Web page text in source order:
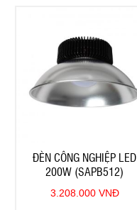
ĐÈN CÔNG NGHIỆP LED
200W (SAPB512)
3.208.000 VNĐ